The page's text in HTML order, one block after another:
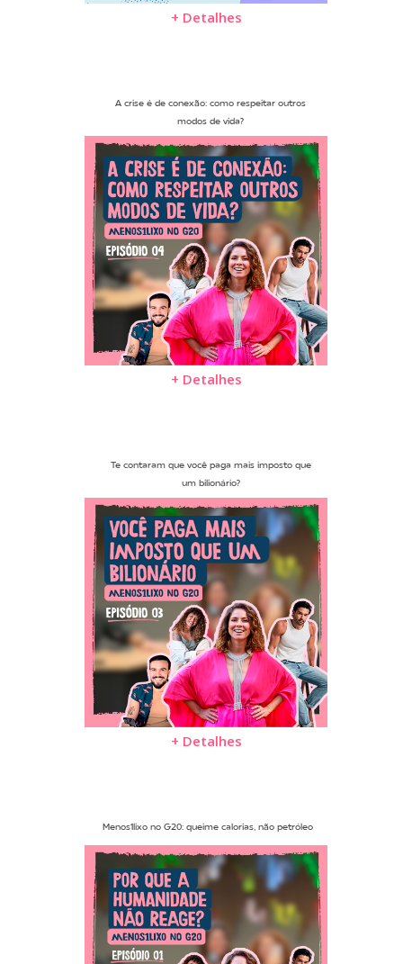
+ Detalhes
A crise é de conexão: como respeitar outros
modos de vida?
+ Detalhes
Te contaram que você paga mais imposto que
um bilionário?
+ Detalhes
Menos1lixo no G20: queime calorias, não petróleo